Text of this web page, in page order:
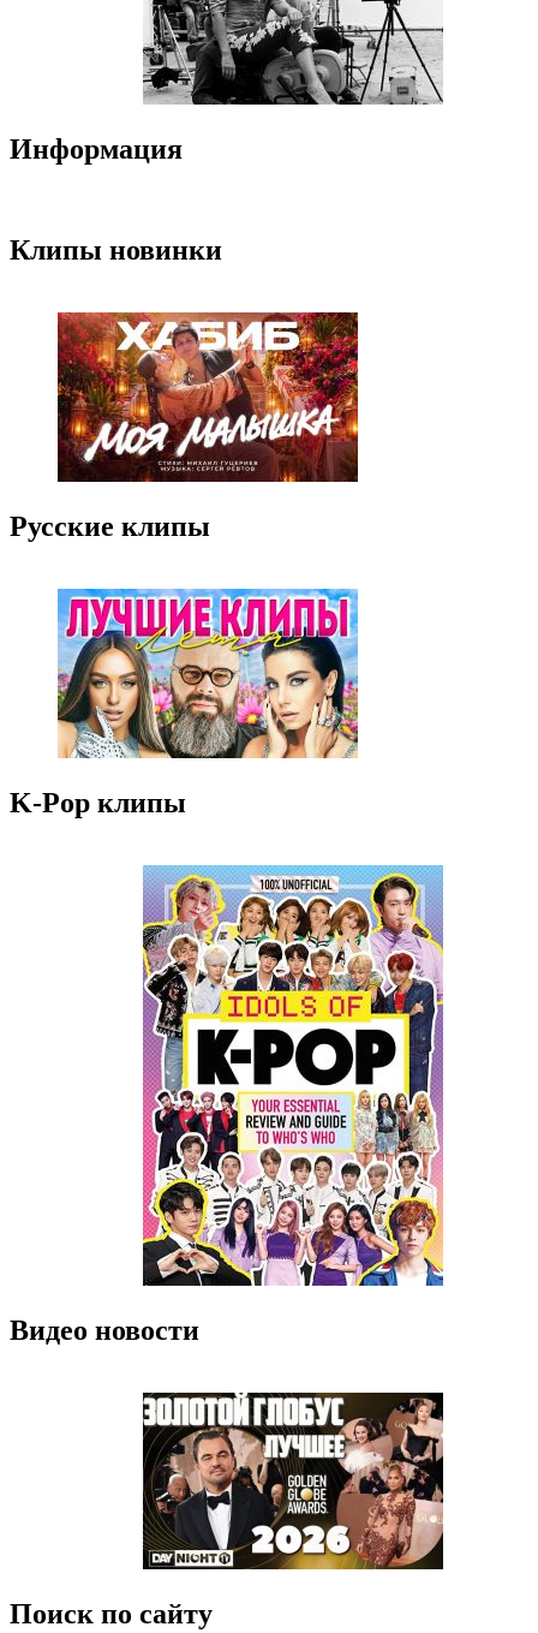
Информация
Клипы новинки
Русские клипы
K-Pop клипы
Видео новости
Поиск по сайту